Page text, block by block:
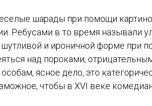
шарады при помощи
Ребусами в то время называли
шутливой и ироничной форме при
над пороками,
ясное дело, это
чтобы в XVI веке